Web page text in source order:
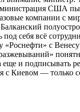
США
компании с
себя всё
«Роснефти» с
еще и подписывать
с Киевом — только